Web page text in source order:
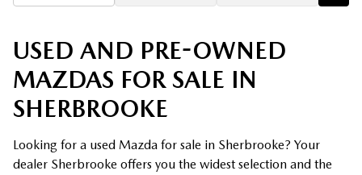
USED AND PRE-OWNED
MAZDAS FOR SALE IN
SHERBROOKE
Looking for a used Mazda for sale in Sherbrooke? Your
dealer Sherbrooke offers you the widest selection and the